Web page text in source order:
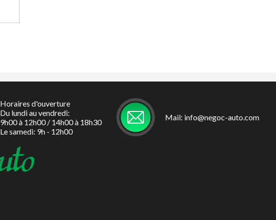
Horaires d'ouverture
Du lundi au vendredi:
9h00 à 12h00 / 14h00 à 18h30
Le samedi: 9h - 12h00
Mail: info@negoc-auto.com